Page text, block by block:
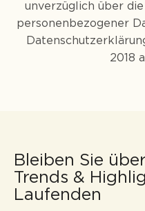
unverzüglich über
personenbezogener
2018
Bleiben Sie
Trends &
Laufenden